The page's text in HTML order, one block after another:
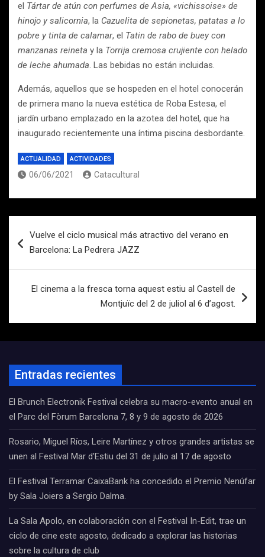
el Tártar de atún con perfumes de Asia, «vichissoise» de
hinojo y salicornia, la Cazuelita de sepionetas, patatas a lo
pobre y tinta de calamar, el Tatin de rabo de buey con
manzanas reineta y la Torrija cremosa crujiente con helado
de leche ahumada. Las bebidas no están incluidas.
Además, aquellos que se hospeden en el hotel conocerán
de primera mano la nueva estética de Roba Estesa, el
jardín urbano emplazado en la azotea del hotel, que ha
inaugurado recientemente una íntima piscina desbordante.
ACTUALIDAD ACTIVIDADES
06/06/2021 Catacultural
de
Vuelve el ciclo musical más atractivo del verano en
Barcelona: La Pedrera JAZZ
El cinema a la fresca torna aquest estiu al Castell de
Montjuïc del 2 de juliol al 6 d’agost.
Entradas recientes
El Brunch Electronik Festival celebra su macro-evento anual en
el Parc del Fòrum Barcelona 7, 8 y 9 de agosto de 2026
Rosario, Miguel Ríos, Leire Martínez y otros grandes artistas se
unen al Festival Mar d’Estiu del 31 de julio al 17 de agosto
El Festival Terramar CaixaBank ha concedido el Premio Nenúfar
by Sala Joiers a Sergio Dalma.
La Sala Apolo, en colaboración con el Festival In-Edit, trae un
ciclo de cine este agosto, dedicado a explorar las historias
sobre la cultura de club